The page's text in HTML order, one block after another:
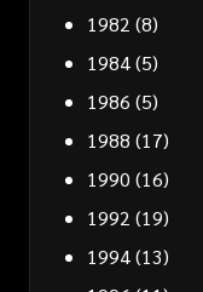
1982 (8)
1984(5)
1986 (5)
1988 (17)
1990 (16)
1992 (19)
1994(13)